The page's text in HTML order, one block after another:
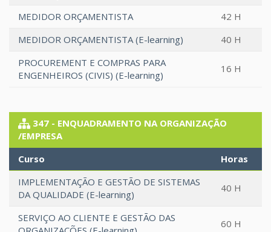
MEDIDOR ORÇAMENTISTA
42 H
MEDIDOR ORÇAMENTISTA (E-learning)
40 H
PROCUREMENT E COMPRAS PARA
ENGENHEIROS (CIVIS) (E-learning)
16 H
347 - ENQUADRAMENTO NA ORGANIZAÇÃO
/EMPRESA
Curso
Horas
IMPLEMENTAÇÃO E GESTÃO DE SISTEMAS
DA QUALIDADE (E-learning)
40 H
SERVIÇO AO CLIENTE E GESTÃO DAS
60 H